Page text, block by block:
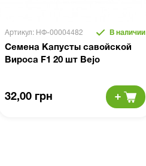
Артикул: НФ-00004482 В наличии
Семена Капусты савойской
Вироса F1 20 шт Bejo
32,00 грн